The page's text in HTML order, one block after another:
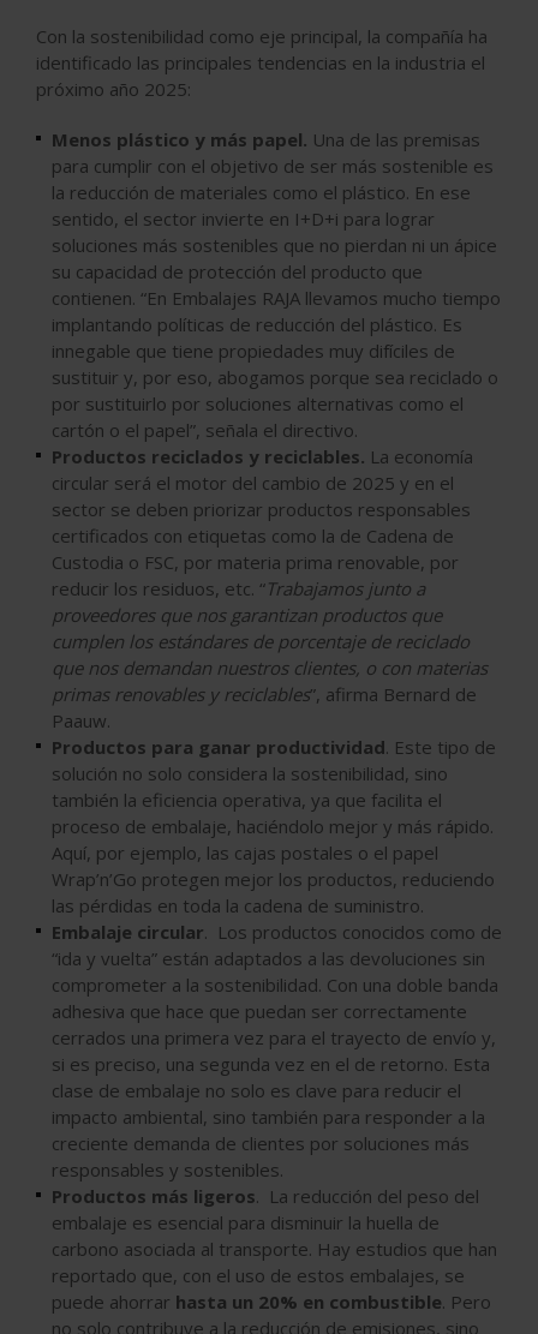
Con la sostenibilidad como eje principal, la compañía ha
identificado las principales tendencias en la industria el
próximo año 2025:
Menos plástico y más papel. Una de las premisas
para cumplir con el objetivo de ser más sostenible es
la reducción de materiales como el plástico. En ese
sentido, el sector invierte en I+D+i para lograr
soluciones más sostenibles que no pierdan ni un ápice
su capacidad de protección del producto que
contienen. “En Embalajes RAJA llevamos mucho tiempo
implantando políticas de reducción del plástico. Es
innegable que tiene propiedades muy difíciles de
sustituir y, por eso, abogamos porque sea reciclado o
por sustituirlo por soluciones alternativas como el
cartón o el papel”, señala el directivo.
Productos reciclados y reciclables. La economía
circular será el motor del cambio de 2025 y en el
sector se deben priorizar productos responsables
certificados con etiquetas como la de Cadena de
Custodia o FSC, por materia prima renovable, por
reducir los residuos, etc. “Trabajamos junto a
proveedores que nos garantizan productos que
cumplen los estándares de porcentaje de reciclado
que nos demandan nuestros clientes, o con materias
primas renovables y reciclables”, afirma Bernard de
Paauw.
Productos para ganar productividad. Este tipo de
solución no solo considera la sostenibilidad, sino
también la eficiencia operativa, ya que facilita el
proceso de embalaje, haciéndolo mejor y más rápido.
Aquí, por ejemplo, las cajas postales o el papel
Wrap’n’Go protegen mejor los productos, reduciendo
las pérdidas en toda la cadena de suministro.
Embalaje circular. Los productos conocidos como de
“ida y vuelta” están adaptados a las devoluciones sin
comprometer a la sostenibilidad. Con una doble banda
adhesiva que hace que puedan ser correctamente
cerrados una primera vez para el trayecto de envío y,
si es preciso, una segunda vez en el de retorno. Esta
clase de embalaje no solo es clave para reducir el
impacto ambiental, sino también para responder a la
creciente demanda de clientes por soluciones más
responsables y sostenibles.
Productos más ligeros. La reducción del peso del
embalaje es esencial para disminuir la huella de
carbono asociada al transporte. Hay estudios que han
reportado que, con el uso de estos embalajes, se
puede ahorrar hasta un 20% en combustible. Pero
no solo contribuye a la reducción de emisiones, sino